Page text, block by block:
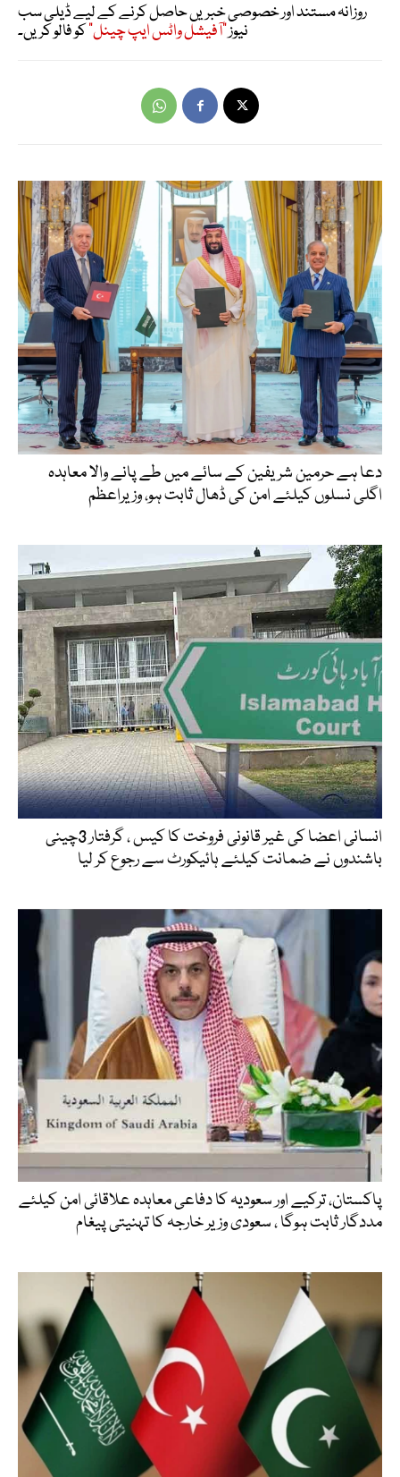
روزانہ مستند اور خصوصی خبریں حاصل کرنے کے لیے ڈیلی سب
نیوز"آفیشل واٹس ایپ چینل"کو فالو کریں۔
دعا ہے حرمین شریفین کے سائے میں طے پانے والا معاہدہ
اگلی نسلوں کیلئے امن کی ڈھال ثابت ہو، وزیراعظم
انسانی اعضا کی غیر قانونی فروخت کا کیس ، گرفتار 3چینی
باشندوں نے ضمانت کیلئے ہائیکورٹ سے رجوع کر لیا
پاکستان، ترکیے اور سعودیہ کا دفاعی معاہدہ علاقائی امن کیلئے
مددگار ثابت ہوگا ، سعودی وزیر خارجہ کا تہنیتی پیغام